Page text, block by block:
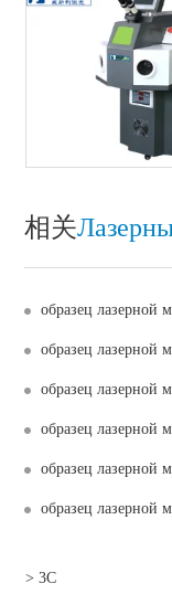
相关
образец лазерной
образец лазерной
образец лазерной
образец лазерной
образец лазерной
образец лазерной
> 3C